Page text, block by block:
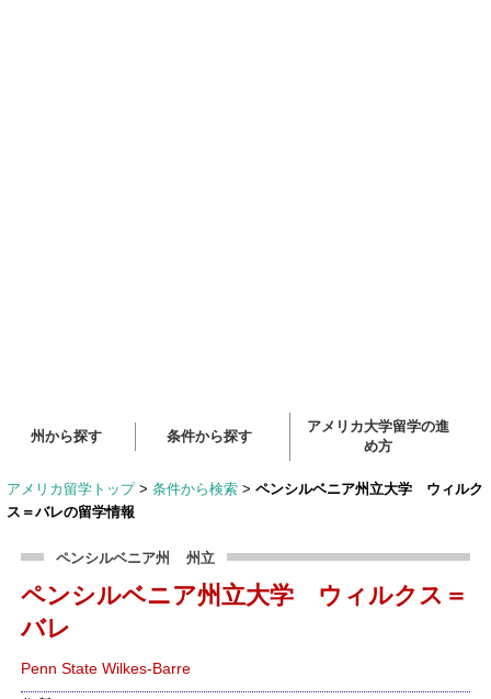
州から探す 条件から探す
アメリカ大学留学の進
め方
アメリカ留学トップ > 条件から検索 > ペンシルベニア州立大学 ウィルク
ス＝バレの留学情報
ペンシルベニア州 州立
ペンシルベニア州立大学 ウィルクス＝
バレ
Penn State Wilkes-Barre